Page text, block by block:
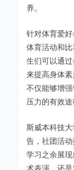
养。
针对体育爱
体育活动和
生们可以通
来提高身体
不仅能够增
压力的有效途
斯威本科技
告，社团活
学习之余展